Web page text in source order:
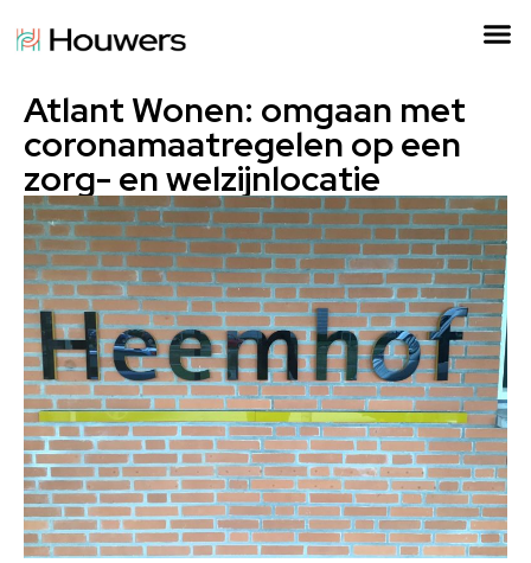
Atlant Wonen: omgaan met
coronamaatregelen op een
zorg- en welzijnlocatie